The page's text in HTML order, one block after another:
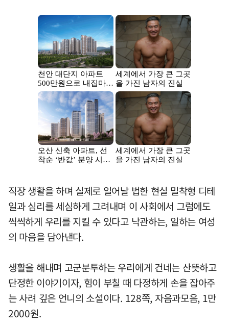
직장 생활을 하며 실제로 일어날 법한 현실 밀착형 디테
일과 심리를 세심하게 그려내며 이 사회에서 그럼에도
씩씩하게 우리를 지킬 수 있다고 낙관하는, 일하는 여성
의 마음을 담아낸다.
생활을 해내며 고군분투하는 우리에게 건네는 산뜻하고
단정한 이야기이자, 힘이 부칠 때 다정하게 손을 잡아주
는 사려 깊은 언니의 소설이다. 128쪽, 자음과모음, 1만
2000원.